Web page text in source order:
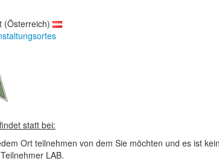
(Österreich)
statt bei:
Ort teilnehmen von dem Sie möchten und es ist
LAB.